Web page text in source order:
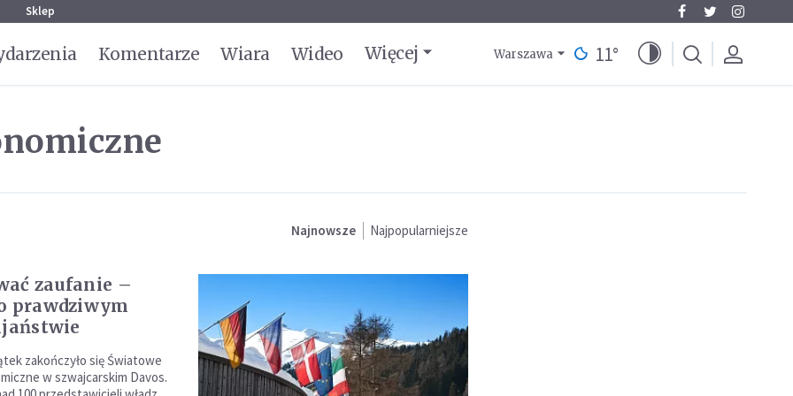
Sklep
Komentarze Wiara Wideo Więcej Warszawa 11°
Najnowsze Najpopularniejsze
zaufanie –
prawdziwym
zakończyło się Światowe
w szwajcarskim Davos.